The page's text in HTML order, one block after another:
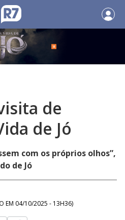
de
de Jó
com os próprios olhos”,
de Jó
EM 04/10/2025 - 13H36)